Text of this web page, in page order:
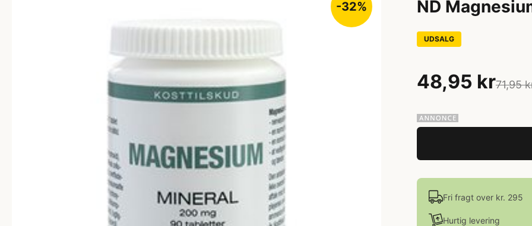
-32% ND
UDSALG
48,95 kr71,95
Fri fragt over kr. 295
Hurtig levering